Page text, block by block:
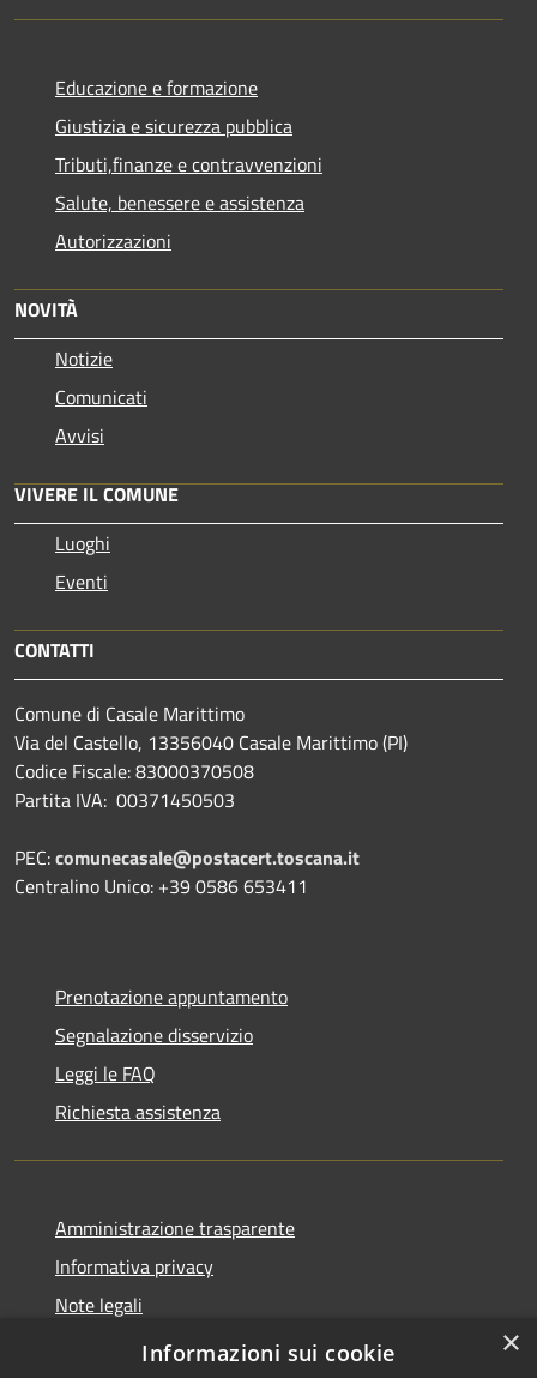
Educazione e formazione
Giustizia e sicurezza pubblica
Tributi,finanze e contravvenzioni
Salute, benessere e assistenza
Autorizzazioni
NOVITÀ
Notizie
Comunicati
Avvisi
VIVERE IL COMUNE
Luoghi
Eventi
CONTATTI
Comune di Casale Marittimo
Via del Castello, 13356040 Casale Marittimo (PI)
Codice Fiscale: 83000370508
Partita IVA: 00371450503
PEC:comunecasale@postacert.toscana.it
Centralino Unico: +39 0586 653411
Prenotazione appuntamento
Segnalazione disservizio
Leggi le FAQ
Richiesta assistenza
Amministrazione trasparente
Informativa privacy
Note legali
Dichiarazione di accessibilità
×
Informazioni sui cookie